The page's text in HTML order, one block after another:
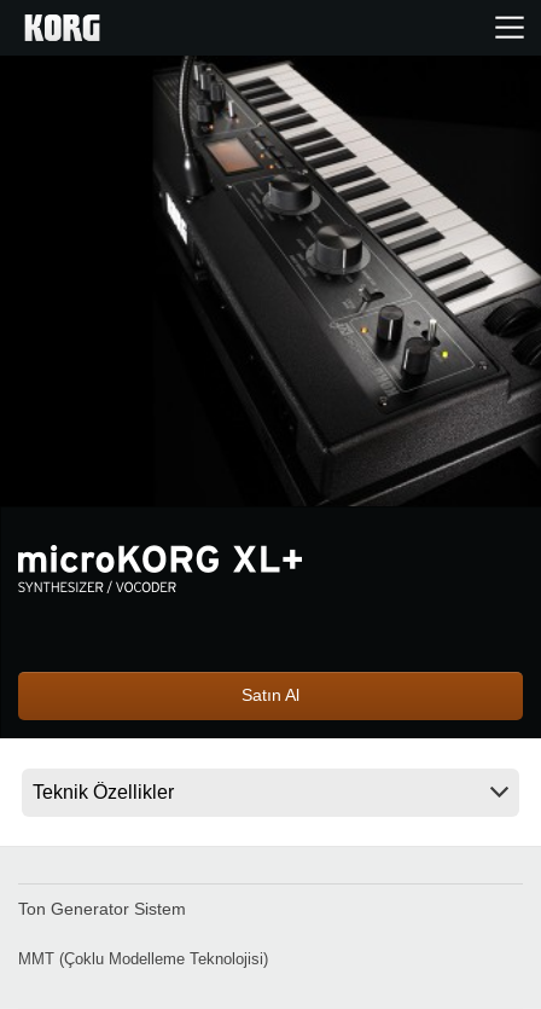
Haberler
KORG Hakkında
Satın Al
Ton Generator Sistem
MMT (Çoklu Modelleme Teknolojisi)